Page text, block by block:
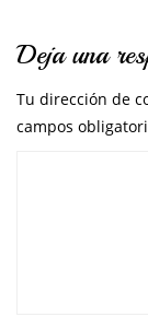
Deja una
Tu dirección de
campos